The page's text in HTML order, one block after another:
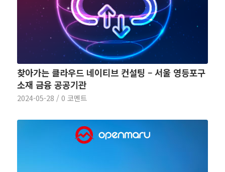
찾아가는 클라우드 네이티브 컨설팅 – 서울 영등포구
소재 금융 공공기관
2024-05-28 / 0 코멘트